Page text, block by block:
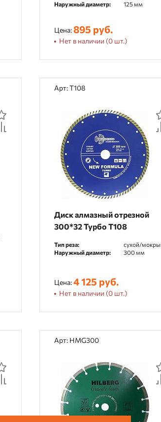
Наружный диаметр: 125 мм
Цена:895 руб.
Нет в наличии (0 шт.)
Арт: T108
Диск алмазный отрезной
300*32 Турбо T108
Тип реза:
сухой/
Наружный диаметр:
300 мм
Цена:4 125 руб.
Нет в наличии (0 шт.)
Арт: HMG300